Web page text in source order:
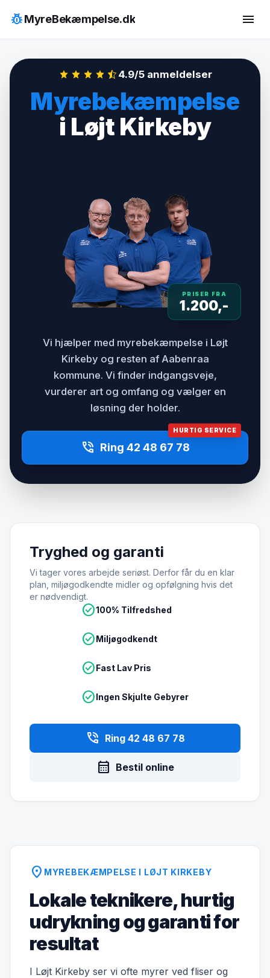
indhold
pest_controlMyreBekæmpelse.dk menu
4.9/5 anmeldelser
Myrebekæmpelse
i Løjt Kirkeby
PRISER FRA
1.200,-
Vi hjælper med myrebekæmpelse i Løjt
Kirkeby og resten af Aabenraa
kommune. Vi finder indgangsveje,
vurderer art og omfang og vælger en
løsning der holder.
HURTIG SERVICE
phone_in_talk Ring 42 48 67 78
Tryghed og garanti
Vi tager vores arbejde seriøst. Derfor får du en klar
plan, miljøgodkendte midler og opfølgning hvis det
er nødvendigt.
check_circle100% Tilfredshed
check_circleMiljøgodkendt
check_circleFast Lav Pris
check_circleIngen Skjulte Gebyrer
phone_in_talk Ring 42 48 67 78
calendar_month Bestil online
location_on MYREBEKÆMPELSE I LØJT KIRKEBY
Lokale teknikere, hurtig
udrykning og garanti for
resultat
I Løjt Kirkeby ser vi ofte myrer ved fliser og